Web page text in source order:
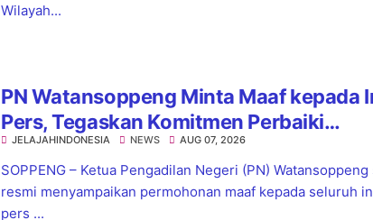
Wilayah...
PN Watansoppeng Minta Maaf kepada
Pers, Tegaskan Komitmen Perbaiki
Pelayanan
JELAJAHINDONESIA NEWS AUG 07, 2026
SOPPENG – Ketua Pengadilan Negeri (PN) Watansoppeng
resmi menyampaikan permohonan maaf kepada seluruh
pers ...